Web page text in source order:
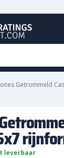
Getrommeld
leverbaar